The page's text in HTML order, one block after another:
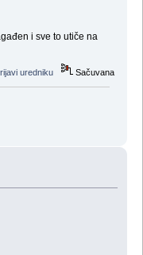
i sve to utiče na
uredniku Sačuvana